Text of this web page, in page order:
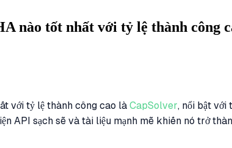
nào tốt nhất với tỷ lệ thành công
với tỷ lệ thành công cao là CapSolver, nổi bật
API sạch sẽ và tài liệu mạnh mẽ khiến nó trở